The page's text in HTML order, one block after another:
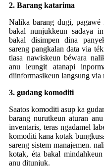
2. Barang katarima
Nalika barang dugi, pagawé
bakal nunjukkeun sadaya
bakal disimpen dina
sareng pangkalan data via
tiasa nawiskeun béwara
anu leungit atanapi
diinformasikeun langsung via
3. gudang komoditi
Saatos komoditi asup ka
barang nurutkeun aturan
inventaris, teras ngadamel
komoditi kana kotak
sareng sistem manajemen.
kotak, éta bakal
anu ditunjuk.